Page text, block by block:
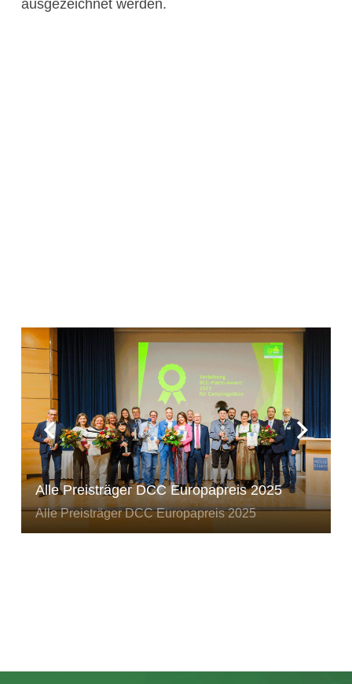
ausgezeichnet werden.
Alle Preisträger DCC Europapreis 2025
Alle Preisträger DCC Europapreis 2025